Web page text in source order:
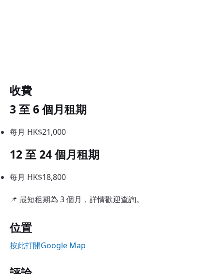
收費
3 至 6 個月租期
每月 HK$21,000
12 至 24 個月租期
每月 HK$18,800
📌 最短租期為 3 個月，詳情歡迎查詢。
位置
按此打開Google Map